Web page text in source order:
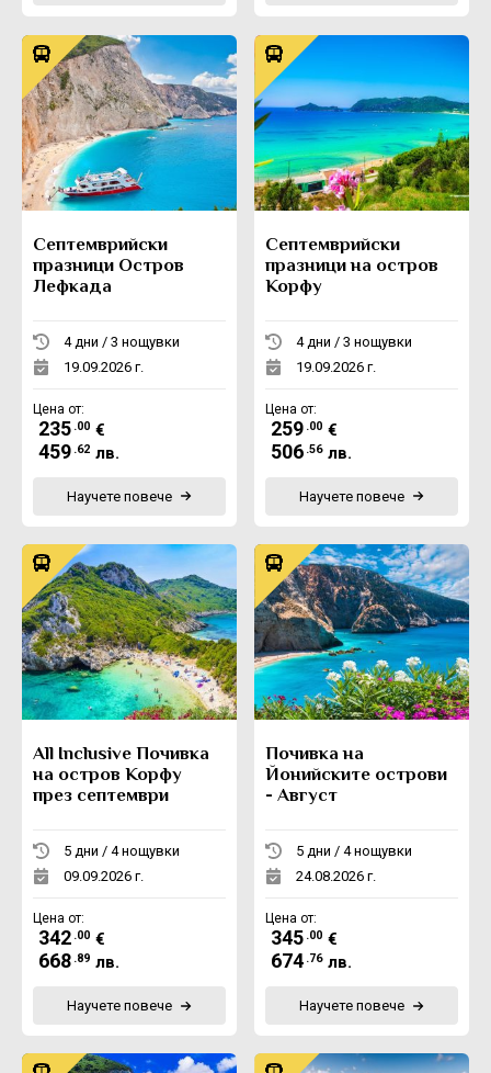
Септемврийски
празници Остров
Лефкада
4 дни / 3 нощувки
19.09.2026 г.
Цена от:
235 .00 €
459 .62 лв.
Научете повече
Септемврийски
празници на остров
Корфу
4 дни / 3 нощувки
19.09.2026 г.
Цена от:
259 .00 €
506 .56 лв.
Научете повече
All Inclusive Почивка
на остров Корфу
през септември
5 дни / 4 нощувки
09.09.2026 г.
Цена от:
342 .00 €
668 .89 лв.
Научете повече
Почивка на
Йонийските острови
- Август
5 дни / 4 нощувки
24.08.2026 г.
Цена от:
345 .00 €
674 .76 лв.
Научете повече